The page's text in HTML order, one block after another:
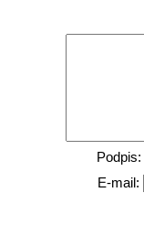
Podpis:
E-mail: